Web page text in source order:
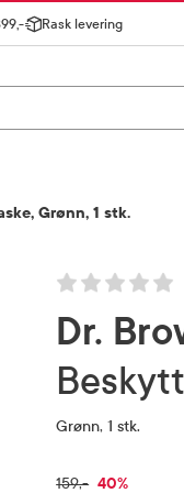
Rask levering
Grønn, 1 stk.
Dr.
Grønn, 1 stk.
FULLPRIS
159,- 40%